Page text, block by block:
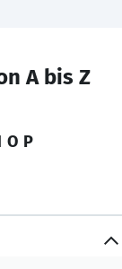
A bis Z
O P